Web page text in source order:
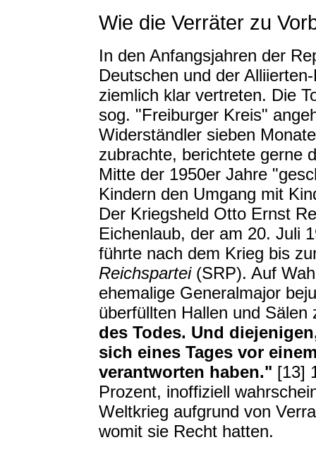
Wie die Verräter zu
In den Anfangsjahren der
Deutschen und der
ziemlich klar vertreten. Die
sog. "Freiburger Kreis"
Widerständler sieben
zubrachte, berichtete gerne
Mitte der 1950er Jahre
Kindern den Umgang mit
Der Kriegsheld Otto Ernst
Eichenlaub, der am 20. Juli
führte nach dem Krieg bis
Reichspartei(SRP). Auf
ehemalige Generalmajor
überfüllten Hallen und
des Todes. Und
sich eines Tages vor
verantworten haben." [13]
Prozent, inoffiziell
Weltkrieg aufgrund von
womit sie Recht hatten.